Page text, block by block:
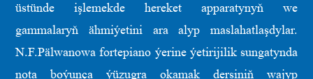
üstünde işlemekde hereket apparatynyň we
gammalaryň ähmiýetini ara alyp maslahatlaşdylar.
N.F.Pälwanowa fortepiano ýerine ýetirijilik sungatynda
nota boýunça ýüzugra okamak dersiniň wajyp